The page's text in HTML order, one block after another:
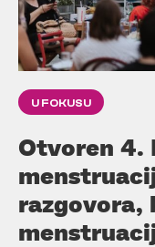
U FOKUSU
Otvoren 4.
razgovora,